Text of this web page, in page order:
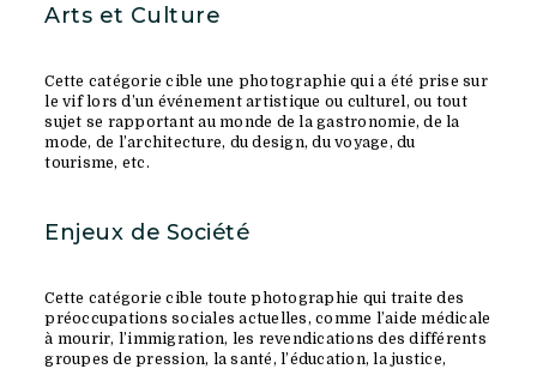
Arts et Culture
Cette catégorie cible une photographie qui a été prise sur
le vif lors d’un événement artistique ou culturel, ou tout
sujet se rapportant au monde de la gastronomie, de la
mode, de l’architecture, du design, du voyage, du
tourisme, etc.
Enjeux de Société
Cette catégorie cible toute photographie qui traite des
préoccupations sociales actuelles, comme l’aide médicale
à mourir, l’immigration, les revendications des différents
groupes de pression, la santé, l’éducation, la justice,